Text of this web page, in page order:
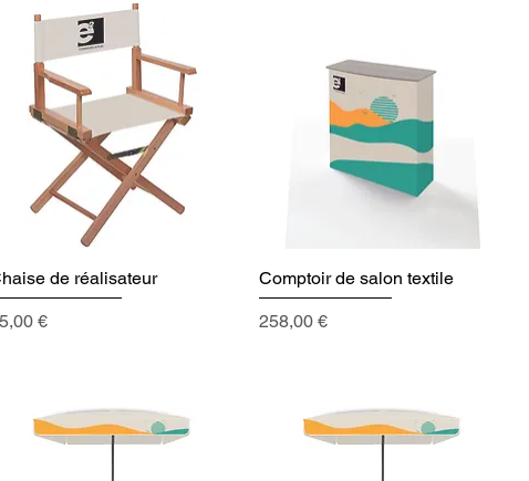
Aperçu rapide
de réalisateur
€
Aperçu rapide
Comptoir de salon textile
Prix
258,00 €